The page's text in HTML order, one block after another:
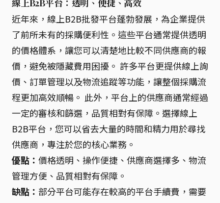
線上B2B平台：透明、便捷、高效
近年來，線上B2B批發平台蓬勃發展，為企業提供
了前所未有的採購便利性。這些平台通常提供透明
的價格體系，讓您可以清楚地比較不同供應商的報
價，避免被隱藏費用困擾。 許多平台更提供線上詢
價、訂單管理以及物流追蹤等功能，讓整個採購流
程更加高效順暢。 此外，平台上的供應商通常經過
一定的審核和篩選，品質相對有保障。選擇線上
B2B平台，您可以省去大量的時間和精力用於尋找
供應商，專注於您的核心業務。
優點： 價格透明、操作便捷、供應商選擇多、物流
管理方便、品質相對有保障。
缺點： 部分平台可能存在較高的平台手續費，需要